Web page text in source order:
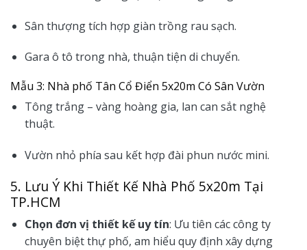
Sân thượng tích hợp giàn trồng rau sạch.
Gara ô tô trong nhà, thuận tiện di chuyển.
Mẫu 3: Nhà phố Tân Cổ Điển 5x20m Có Sân Vườn
Tông trắng – vàng hoàng gia, lan can sắt nghệ
thuật.
Vườn nhỏ phía sau kết hợp đài phun nước mini.
5. Lưu Ý Khi Thiết Kế Nhà Phố 5x20m Tại
TP.HCM
Chọn đơn vị thiết kế uy tín: Ưu tiên các công ty
chuyên biệt thự phố, am hiểu quy định xây dựng